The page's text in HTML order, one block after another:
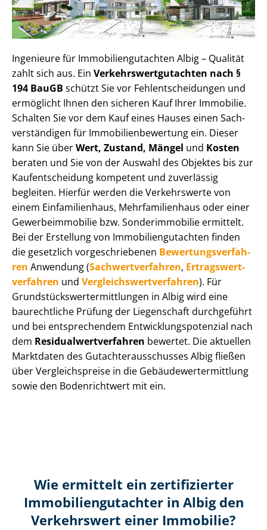
Ingenieure für Im­mo­bi­li­en­gut­ach­ten Albig – Qualität
zahlt sich aus. Ein Ver­kehrs­wert­gut­ach­ten nach §
194 BauGB schützt Sie vor Fehl­ent­schei­dun­gen und
ermöglicht Ihnen den sicheren Kauf Ihrer Immobilie.
Schalten Sie vor dem Kauf eines Hauses einen Sach­
ver­stän­di­gen für Im­mo­bi­li­en­be­wer­tung ein. Dieser
kann Sie überWert, Zustand, Mängel und Kosten
beraten und Sie von der Auswahl des Objektes bis zur
Kauf­ent­schei­dung kompetent und zuverlässig
begleiten. Hierfür werden die Verkehrswerte von
einem Einfamilienhaus, Mehr­fa­mi­li­en­haus oder einer
Ge­wer­be­im­mo­bi­lie bzw. Sonderimmobilie ermittelt.
Bei der Erstellung von Im­mo­bi­li­en­gut­ach­ten finden
die gesetzlich vor­ge­schrie­be­nen Be­wer­tungs­ver­fah­
ren Anwendung (Sach­wert­ver­fah­ren, Er­trags­wert­
ver­fah­ren und Ver­gleichs­wert­ver­fah­ren). Für
Grund­stücks­wert­ermitt­lun­gen in Albig wird eine
baurechtliche Prüfung der Liegenschaft durchgeführt
und bei entsprechendem Ent­wick­lungs­po­ten­zi­al nach
dem Re­si­du­al­wert­ver­fah­ren bewertet. Die aktuellen
Marktdaten des Gut­ach­ter­aus­schus­ses Albig fließen
über Ver­gleichs­prei­se in die Ge­bäu­de­wert­ermitt­lung
sowie den Bodenrichtwert mit ein.
Wie ermittelt ein zertifizierter
Immobilien­gutachter in Albig den
Verkehrswert einer Immobilie?